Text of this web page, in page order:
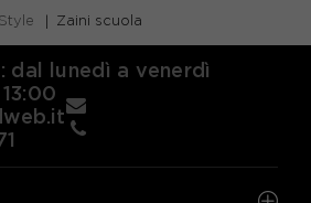
Style Zaini scuola
dal lunedì a venerdì